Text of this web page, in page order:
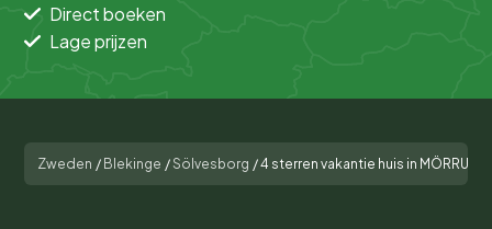
Direct boeken
Lage prijzen
Zweden / Blekinge /Sölvesborg /4 sterren vakantie huis in MÖRRUM